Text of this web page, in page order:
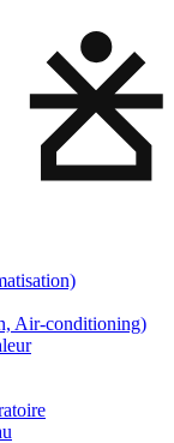
Air-conditioning)